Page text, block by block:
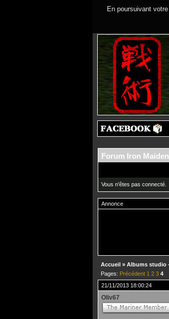
En poursuivant
Forum Iron
Vous n'êtes pas connecté.
Annonce
Accueil » Albums studio
Pages: Précédent 1 2 3 4
21/11/2013 18:00:24
Oliv67